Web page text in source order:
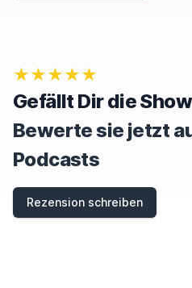
R
E
T
H
I
S
F
E
★★★★★
Gefällt Dir die
Bewerte sie jetzt
Podcasts
Rezension schreiben